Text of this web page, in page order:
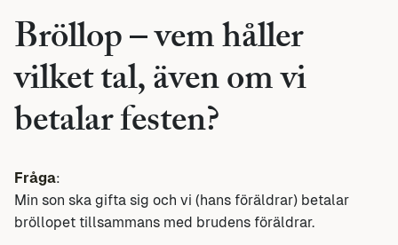
Bröllop – vem håller
vilket tal, även om vi
betalar festen?
Fråga:
Min son ska gifta sig och vi (hans föräldrar) betalar
bröllopet tillsammans med brudens föräldrar.